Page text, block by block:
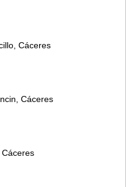
Cáceres
Cáceres
Cáceres